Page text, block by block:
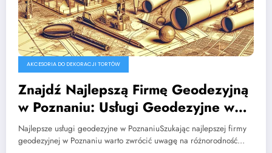
AKCESORIA DO DEKORACJI TORTÓW
Znajdź Najlepszą Firmę Geodezyjną
w Poznaniu: Usługi Geodezyjne w
Wielkopolsce
Najlepsze usługi geodezyjne w PoznaniuSzukając najlepszej firmy
geodezyjnej w Poznaniu warto zwrócić uwagę na różnorodność…